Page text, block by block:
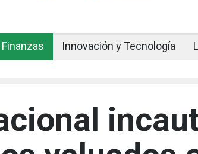
Innovación y Tecnología